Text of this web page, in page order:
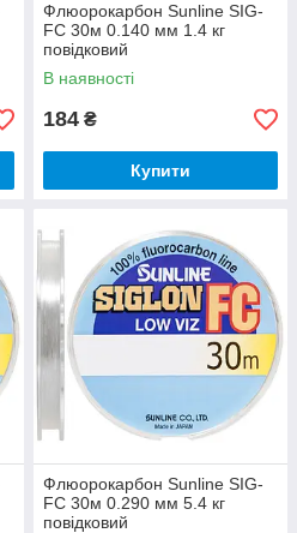
Флюорокарбон Sunline SIG-
FC 30м 0.140 мм 1.4 кг
повідковий
В наявності
184 ₴
Купити
Флюорокарбон Sunline SIG-
FC 30м 0.290 мм 5.4 кг
повідковий